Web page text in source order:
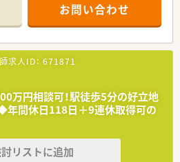
ついて】
とアクセスが良好で、毎日の通勤負担を
きる大変便利な立地環境です。
の処方箋を応需しており、特定の分野に
キルを深められる職場です。
いながら、健康と美を通して社会に貢献
る温かみのある調剤薬局です。
場している大手グループ企業の一員で
盤と厚い福利厚生が大きな魅力です。
の割合は主に9対1となっており、薬剤
お問い合わせ
求人ID： 671871
万円相談可！駅徒歩5分の好立地
年間休日118日＋9連休取得可の
リストに追加